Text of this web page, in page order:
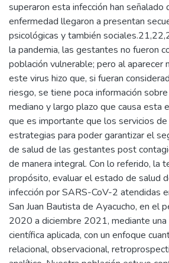
superaron esta infección han
enfermedad llegaron a presentan
psicológicas y también
la pandemia, las gestantes no fueron
población vulnerable; pero al aparecer
este virus hizo que, si fueran
riesgo, se tiene poca información
mediano y largo plazo que causa esta
que es importante que los servicios
estrategias para poder garantizar el
de salud de las gestantes post
de manera integral. Con lo referido, la
propósito, evaluar el estado de salud
infección por SARS-CoV-2 atendidas
San Juan Bautista de Ayacucho, en el
2020 a diciembre 2021, mediante una
científica aplicada, con un enfoque
relacional, observacional,